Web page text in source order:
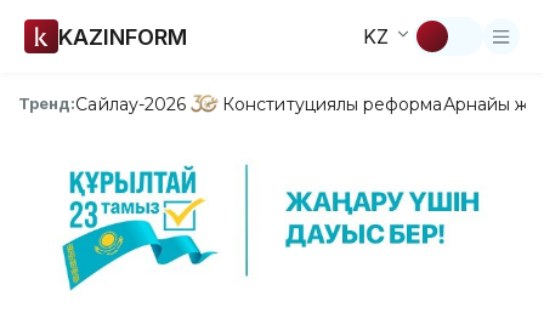
KAZINFORM KZ
Тренд:Сайлау-2026 Конституциялық реформаАрнайы